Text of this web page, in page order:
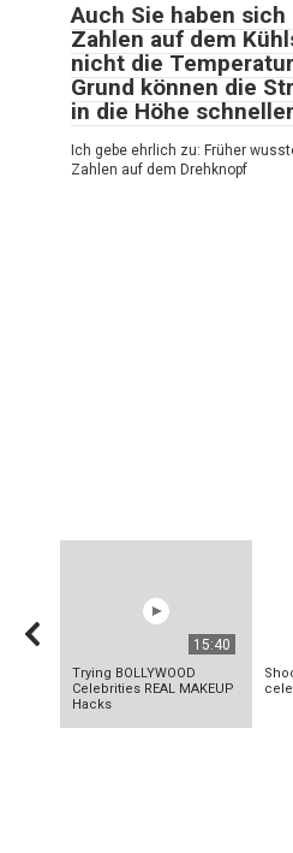
Auch Sie haben sich
Zahlen auf dem
nicht die
Grund können die
in die Höhe
Ich gebe ehrlich zu: Früher
Zahlen auf dem Drehknopf
15:40
Trying BOLLYWOOD
Celebrities REAL MAKEUP
Hacks